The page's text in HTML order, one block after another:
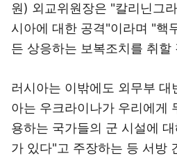
원) 외교위원장은 "칼리닌그
시아에 대한 공격"이라며 "핵
든 상응하는 보복조치를 취할
러시아는 이밖에도 외무부 대
아는 우크라이나가 우리에게
용하는 국가들의 군 시설에
가 있다"고 주장하는 등 서방